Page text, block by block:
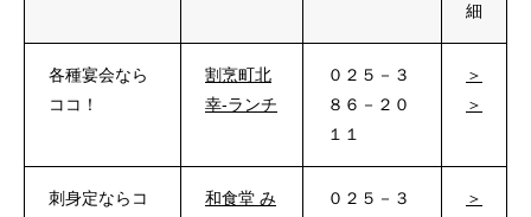
細
各種宴会なら
ココ！
割烹町北
幸-ランチ
０２５－３
８６－２０
１１
＞
＞
刺身定ならコ
和食堂 み
０２５－３
＞